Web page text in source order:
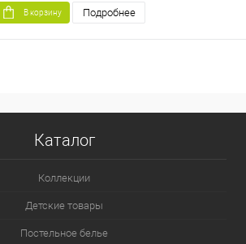
В корзину Подробнее
Каталог
Коллекции
Детские товары
Постельное белье